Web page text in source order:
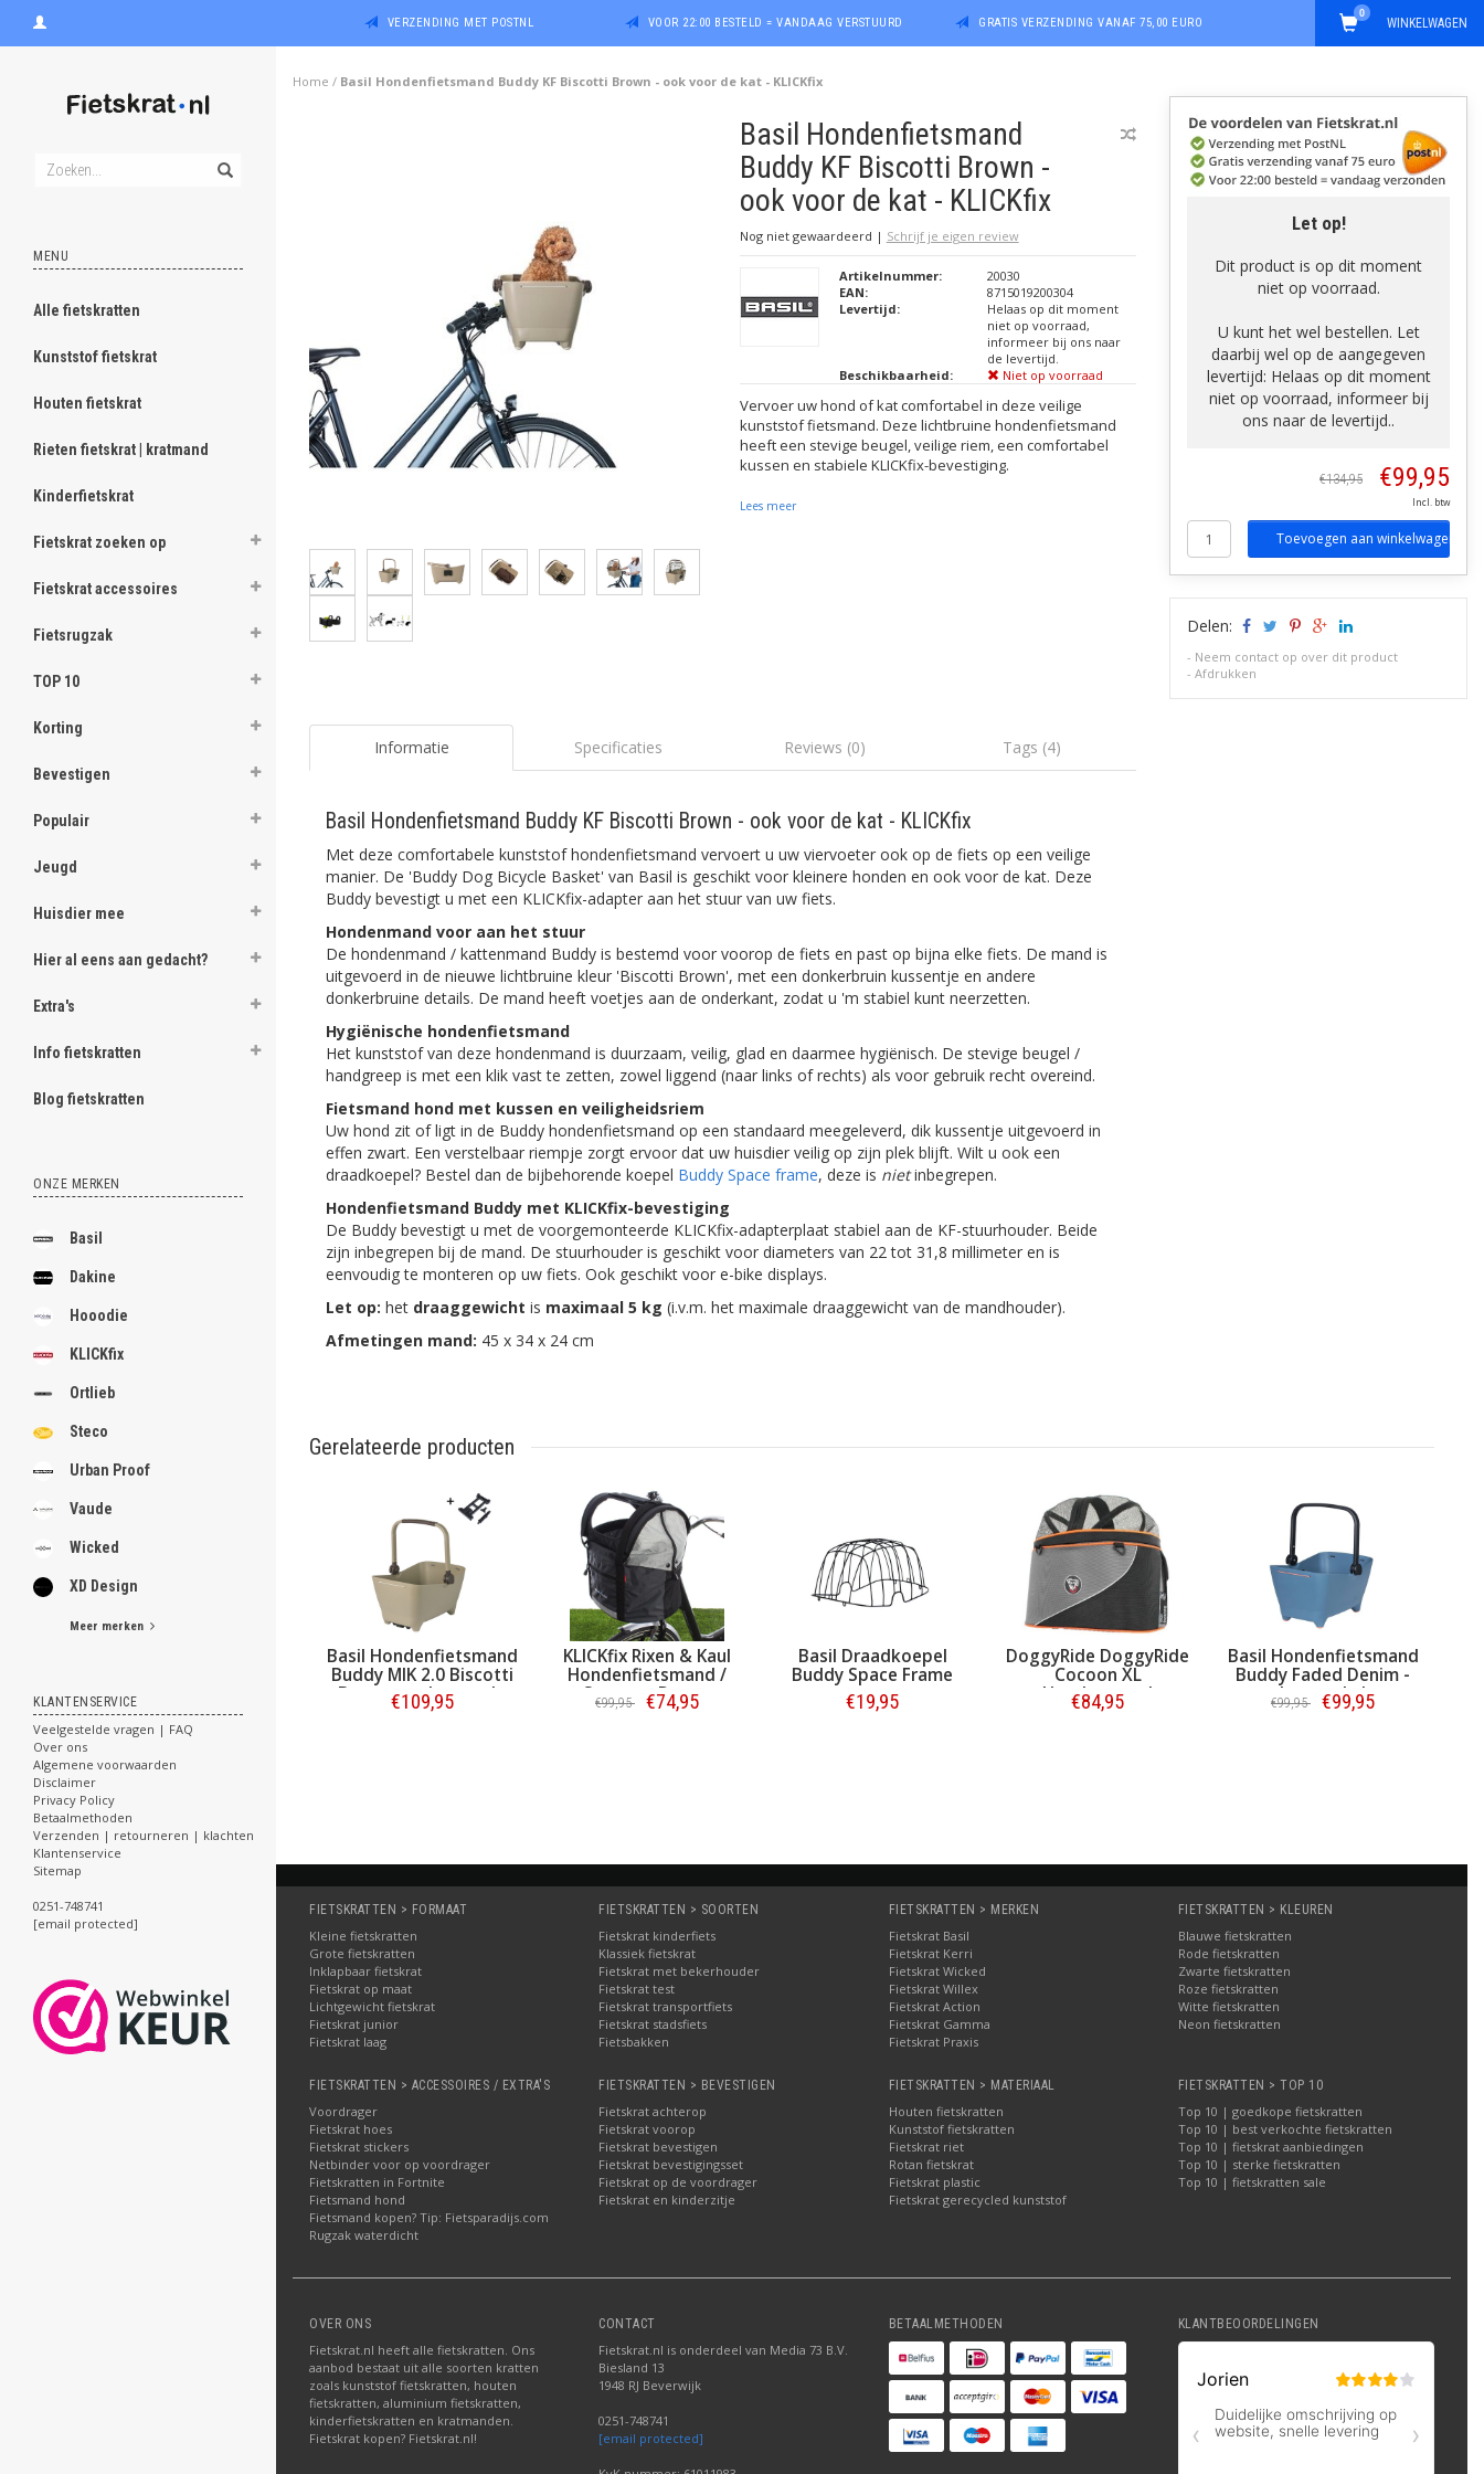
VERZENDING MET POSTNL VOOR 22:00 BESTELD = VANDAAG VERSTUURD GRATIS VERZENDING VANAF 75,00 EURO WINKELWAGEN
0
MENU
Alle fietskratten
Kunststof fietskrat
Houten fietskrat
Rieten fietskrat | kratmand
Kinderfietskrat
Fietskrat zoeken op
Fietskrat accessoires
Fietsrugzak
TOP 10
Korting
Bevestigen
Populair
Jeugd
Huisdier mee
Hier al eens aan gedacht?
Extra's
Info fietskratten
Blog fietskratten
ONZE MERKEN
Basil
Dakine
Hooodie
KLICKfix
Ortlieb
Steco
Urban Proof
Vaude
Wicked
XD Design
Meer merken
KLANTENSERVICE
Veelgestelde vragen | FAQ
Over ons
Algemene voorwaarden
Disclaimer
Privacy Policy
Betaalmethoden
Verzenden | retourneren | klachten
Klantenservice
Sitemap
0251-748741
[email protected]
Home / Basil Hondenfietsmand Buddy KF Biscotti Brown - ook voor de kat - KLICKfix
Basil Hondenfietsmand
Buddy KF Biscotti Brown -
ook voor de kat - KLICKfix
Nog niet gewaardeerd | Schrijf je eigen review
Artikelnummer:
20030
EAN:
8715019200304
Levertijd:
Helaas op dit moment
niet op voorraad,
informeer bij ons naar
de levertijd.
Beschikbaarheid:
Niet op voorraad
Vervoer uw hond of kat comfortabel in deze veilige
kunststof fietsmand. Deze lichtbruine hondenfietsmand
heeft een stevige beugel, veilige riem, een comfortabel
kussen en stabiele KLICKfix-bevestiging.
Lees meer
Informatie Specificaties Reviews (0) Tags (4)
Basil Hondenfietsmand Buddy KF Biscotti Brown - ook voor de kat - KLICKfix
Met deze comfortabele kunststof hondenfietsmand vervoert u uw viervoeter ook op de fiets op een veilige
manier. De 'Buddy Dog Bicycle Basket' van Basil is geschikt voor kleinere honden en ook voor de kat. Deze
Buddy bevestigt u met een KLICKfix-adapter aan het stuur van uw fiets.
Hondenmand voor aan het stuur
De hondenmand / kattenmand Buddy is bestemd voor voorop de fiets en past op bijna elke fiets. De mand is
uitgevoerd in de nieuwe lichtbruine kleur 'Biscotti Brown', met een donkerbruin kussentje en andere
donkerbruine details. De mand heeft voetjes aan de onderkant, zodat u 'm stabiel kunt neerzetten.
Hygiënische hondenfietsmand
Het kunststof van deze hondenmand is duurzaam, veilig, glad en daarmee hygiënisch. De stevige beugel /
handgreep is met een klik vast te zetten, zowel liggend (naar links of rechts) als voor gebruik recht overeind.
Fietsmand hond met kussen en veiligheidsriem
Uw hond zit of ligt in de Buddy hondenfietsmand op een standaard meegeleverd, dik kussentje uitgevoerd in
effen zwart. Een verstelbaar riempje zorgt ervoor dat uw huisdier veilig op zijn plek blijft. Wilt u ook een
draadkoepel? Bestel dan de bijbehorende koepel Buddy Space frame, deze is nietinbegrepen.
Hondenfietsmand Buddy met KLICKfix-bevestiging
De Buddy bevestigt u met de voorgemonteerde KLICKfix-adapterplaat stabiel aan de KF-stuurhouder. Beide
zijn inbegrepen bij de mand. De stuurhouder is geschikt voor diameters van 22 tot 31,8 millimeter en is
eenvoudig te monteren op uw fiets. Ook geschikt voor e-bike displays.
Let op: het draaggewicht is maximaal 5 kg (i.v.m. het maximale draaggewicht van de mandhouder).
Afmetingen mand: 45 x 34 x 24 cm
Let op!
Dit product is op dit moment
niet op voorraad.
U kunt het wel bestellen. Let
daarbij wel op de aangegeven
levertijd: Helaas op dit moment
niet op voorraad, informeer bij
ons naar de levertijd..
€134,95 €99,95
Incl. btw
Toevoegen aan winkelwagen
Delen:
- Neem contact op over dit product
-Afdrukken
Gerelateerde producten
Basil Hondenfietsmand
Buddy MIK 2.0 Biscotti
Brown - ook voor de
kat
€109,95
KLICKfix Rixen & Kaul
Hondenfietsmand /
Stuurtas Doggy
€99,95 €74,95
Basil Draadkoepel
Buddy Space Frame
€19,95
DoggyRide DoggyRide
Cocoon XL
Hondenmand
Zwart/Grijs
€84,95
Basil Hondenfietsmand
Buddy Faded Denim -
ook voor de kat
€99,95 €99,95
FIETSKRATTEN > FORMAAT
Kleine fietskratten
Grote fietskratten
Inklapbaar fietskrat
Fietskrat op maat
Lichtgewicht fietskrat
Fietskrat junior
Fietskrat laag
FIETSKRATTEN > SOORTEN
Fietskrat kinderfiets
Klassiek fietskrat
Fietskrat met bekerhouder
Fietskrat test
Fietskrat transportfiets
Fietskrat stadsfiets
Fietsbakken
FIETSKRATTEN > MERKEN
Fietskrat Basil
Fietskrat Kerri
Fietskrat Wicked
Fietskrat Willex
Fietskrat Action
Fietskrat Gamma
Fietskrat Praxis
FIETSKRATTEN > KLEUREN
Blauwe fietskratten
Rode fietskratten
Zwarte fietskratten
Roze fietskratten
Witte fietskratten
Neon fietskratten
FIETSKRATTEN > ACCESSOIRES / EXTRA'S
Voordrager
Fietskrat hoes
Fietskrat stickers
Netbinder voor op voordrager
Fietskratten in Fortnite
Fietsmand hond
Fietsmand kopen? Tip: Fietsparadijs.com
Rugzak waterdicht
FIETSKRATTEN > BEVESTIGEN
Fietskrat achterop
Fietskrat voorop
Fietskrat bevestigen
Fietskrat bevestigingsset
Fietskrat op de voordrager
Fietskrat en kinderzitje
FIETSKRATTEN > MATERIAAL
Houten fietskratten
Kunststof fietskratten
Fietskrat riet
Rotan fietskrat
Fietskrat plastic
Fietskrat gerecycled kunststof
FIETSKRATTEN > TOP 10
Top 10 | goedkope fietskratten
Top 10 | best verkochte fietskratten
Top 10 | fietskrat aanbiedingen
Top 10 | sterke fietskratten
Top 10 | fietskratten sale
OVER ONS
Fietskrat.nl heeft alle fietskratten. Ons
aanbod bestaat uit alle soorten kratten
zoals kunststof fietskratten, houten
fietskratten, aluminium fietskratten,
kinderfietskratten en kratmanden.
Fietskrat kopen? Fietskrat.nl!
CONTACT
Fietskrat.nl is onderdeel van Media 73 B.V.
Biesland 13
1948 RJ Beverwijk
0251-748741
[email protected]
BETAALMETHODEN KLANTBEOORDELINGEN